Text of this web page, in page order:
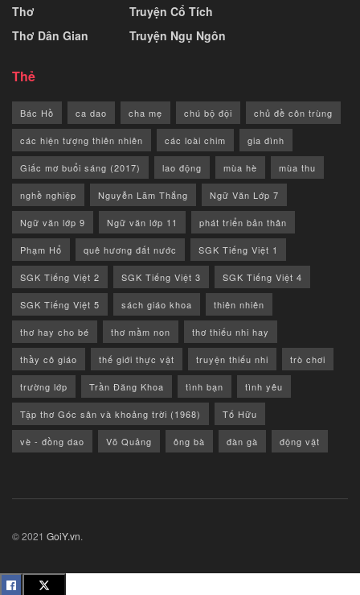
Thơ
Thơ Dân Gian
Truyện Cổ Tích
Truyện Ngụ Ngôn
Thẻ
Bác Hồ ca dao cha mẹ chú bộ đội chủ đề côn trùng
các hiện tượng thiên nhiên các loài chim gia đình
Giấc mơ buổi sáng (2017) lao động mùa hè mùa thu
nghề nghiệp Nguyễn Lãm Thắng Ngữ Văn Lớp 7
Ngữ văn lớp 9 Ngữ văn lớp 11 phát triển bản thân
Phạm Hổ quê hương đất nước SGK Tiếng Việt 1
SGK Tiếng Việt 2 SGK Tiếng Việt 3 SGK Tiếng Việt 4
SGK Tiếng Việt 5 sách giáo khoa thiên nhiên
thơ hay cho bé thơ mầm non thơ thiếu nhi hay
thầy cô giáo thế giới thực vật truyện thiếu nhi trò chơi
trường lớp Trần Đăng Khoa tình bạn tình yêu
Tập thơ Góc sân và khoảng trời (1968) Tố Hữu
vè - đồng dao Võ Quảng ông bà đàn gà động vật
© 2021 GoiY.vn.